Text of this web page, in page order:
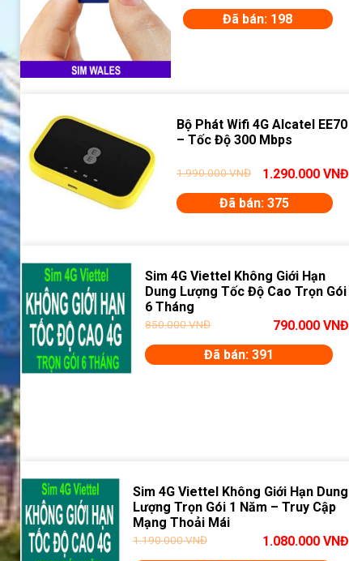
Đã bán: 198
Bộ Phát Wifi 4G Alcatel EE70
– Tốc Độ 300 Mbps
1.990.000VNĐ 1.290.000 VNĐ
Đã bán: 375
Sim 4G Viettel Không Giới Hạn
Dung Lượng Tốc Độ Cao Trọn Gói
6 Tháng
850.000VNĐ 790.000 VNĐ
Đã bán: 391
Sim 4G Viettel Không Giới Hạn Dung
Lượng Trọn Gói 1 Năm – Truy Cập
Mạng Thoải Mái
1.190.000VNĐ 1.080.000 VNĐ